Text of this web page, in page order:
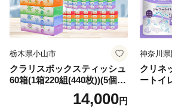
栃木県小山市
クラリスボックスティッシュ
60箱(1箱220組(440枚))(5個入
り×12セット)【1256759】
14,000円
神奈川
クリネ
ートイ
パー（
ール